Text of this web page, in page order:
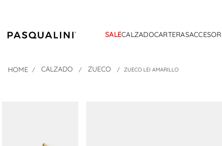
SALECALZADOCARTERAS
CALZADO ZUECO ZUECO LEI AMARILLO